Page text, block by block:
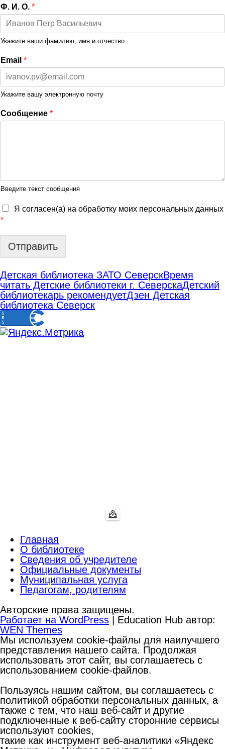
Ф. И. О. *
Укажите ваши фамилию, имя и отчество
Email *
Укажите вашу электронную почту
Сообщение *
Введите текст сообщения
Я согласен(а) на обработку моих персональных данных
*
Отправить
Детская библиотека ЗАТО СеверскВремя
читать Детские библиотеки г. СеверскаДетский
библиотекарь рекомендуетДзен Детская
библиотека Северск
Главная
О библиотеке
Сведения об учредителе
Официальные документы
Муниципальная услуга
Педагогам, родителям
Авторские права защищены.
Работает на WordPress | Education Hub автор:
WEN Themes
Мы используем cookie-файлы для наилучшего
представления нашего сайта. Продолжая
использовать этот сайт, вы соглашаетесь с
использованием cookie-файлов.
Пользуясь нашим сайтом, вы соглашаетесь с
политикой обработки персональных данных, а
также с тем, что наш веб-сайт и другие
подключенные к веб-сайту сторонние сервисы
используют cookies,
такие как инструмент веб-аналитики «Яндекс